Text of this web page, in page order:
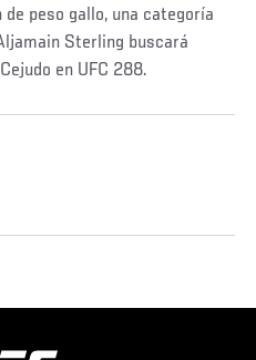
peso gallo, una categoría
Sterling buscará
en UFC 288.